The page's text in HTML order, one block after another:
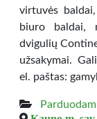
virtuvės
biuro baldai,
dvigulių
užsakymai.
el. paštas: